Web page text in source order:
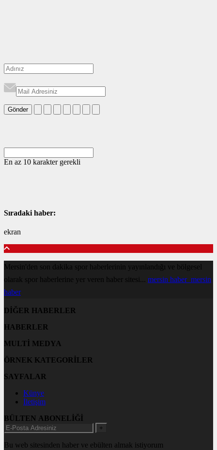
Gönder
En az 10 karakter gerekli
Sıradaki haber:
ekran
Mersin'den son dakika spor haberlerinin yayınlandığı ve bölgesel
olarak spor haberlerine yer veren haber sitesi... mersin haber mersin
haber
DİĞER HABERLER
HABERLER
MULTİ MEDYA
ÖRNEK KATEGORİLER
SAYFALAR
Künye
İletişim
BÜLTEN ABONELİĞİ
+
Bu web sitesinden haber ve ebülten almak istiyorum